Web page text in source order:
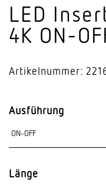
LED
4K ON-
Artikelnummer:
Ausführung
Länge